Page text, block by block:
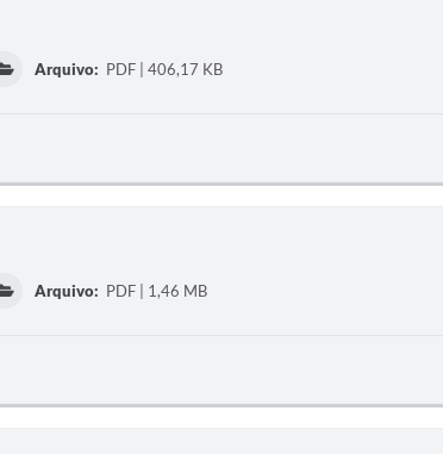
Arquivo: PDF | 406,17 KB
Arquivo: PDF | 1,46 MB